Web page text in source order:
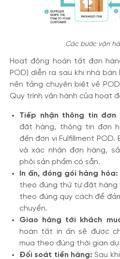
Các bước vận
Hoạt động hoàn tất đơn
POD) diễn ra sau khi nhà
nền tảng chuyên biệt về
Quy trình vận hành của hoạt
Tiếp nhận thông tin đơn
đặt hàng, thông tin đơn
đến đơn vị Fulfillment
và xác nhận đơn hàng,
phôi sản phẩm có sẵn.
In ấn, đóng gói hàng hóa:
theo đúng thứ tự đặt hàng
theo đúng quy cách để
chuyển.
Giao hàng tới khách
hoàn tất in ấn sẽ được
mua theo đúng thời gian dự
Đối soát tiền hàng:Sau